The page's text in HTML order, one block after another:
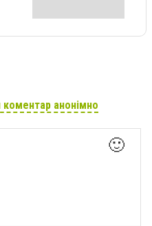
коментар анонімно
🙂